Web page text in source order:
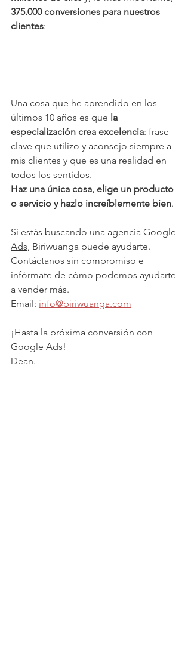
375.000 conversiones para nuestros
clientes:
Una cosa que he aprendido en los
últimos 10 años es que la
especialización crea excelencia: frase
clave que utilizo y aconsejo siempre a
mis clientes y que es una realidad en
todos los sentidos.
Haz una única cosa, elige un producto
o servicio y hazlo increíblemente bien.
Si estás buscando una agencia Google
Ads, Biriwuanga puede ayudarte.
Contáctanos sin compromiso e
infórmate de cómo podemos ayudarte
a vender más.
Email: info@biriwuanga.com
¡Hasta la próxima conversión con
Google Ads!
Dean.